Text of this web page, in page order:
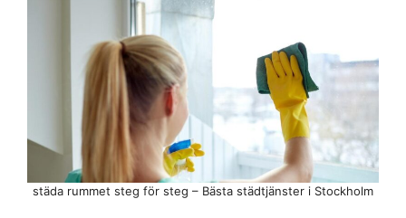
städa rummet steg för steg – Bästa städtjänster i Stockholm